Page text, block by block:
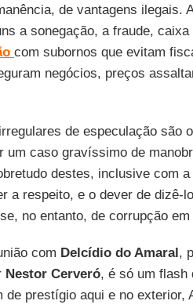
de vantagens ilegais.
a sonegação, a fraude,
com subornos que evitam
negócios, preços
de especulação são
um caso gravíssimo de
destes, inclusive com
a respeito, e o dever de dizê-
no entanto, de corrupção
com Delcídio do Amaral,
Nestor Cerveró, é só um flash
prestígio aqui e no exterior,